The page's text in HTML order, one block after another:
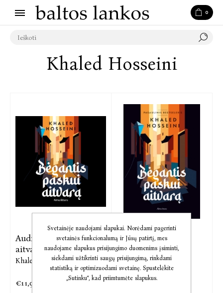
0
Khaled Hosseini
Audio Bėgantis paskui
aitvarą
Khaled Hosseini
€11,94
El. knyga Bėgantis
paskui ...
Khaled Hosseini
€10,78
Svetainėje naudojami slapukai. Norėdami pagerinti
svetainės funkcionalumą ir Jūsų patirtį, mes
naudojame slapukus prisijungimo duomenims įsiminti,
siekdami užtikrinti saugų prisijungimą, rinkdami
statistiką ir optimizuodami svetainę. Spustelėkite
„Sutinku“, kad priimtumėte slapukus.